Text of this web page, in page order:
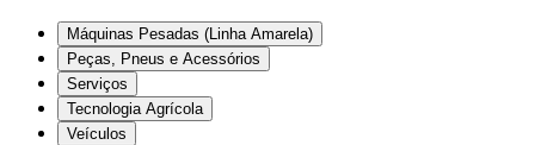
Máquinas Pesadas (Linha Amarela)
Peças, Pneus e Acessórios
Serviços
Tecnologia Agrícola
Veículos